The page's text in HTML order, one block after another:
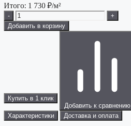
Итого: 1 730 ₽/м²
-
+
Добавить в корзину
Купить в 1 клик
Добавить к сравнению
Характеристики
Доставка и оплата